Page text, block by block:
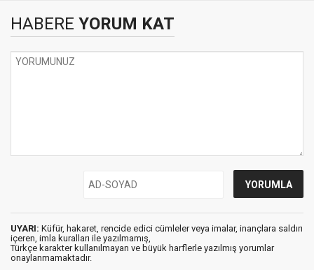
HABERE YORUM KAT
UYARI: Küfür, hakaret, rencide edici cümleler veya imalar, inançlara saldırı
içeren, imla kuralları ile yazılmamış,
Türkçe karakter kullanılmayan ve büyük harflerle yazılmış yorumlar
onaylanmamaktadır.